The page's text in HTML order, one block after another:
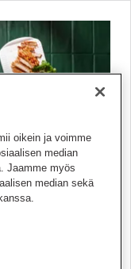
bunit eli
oikein ja voimme
median
Jaamme myös
median sekä